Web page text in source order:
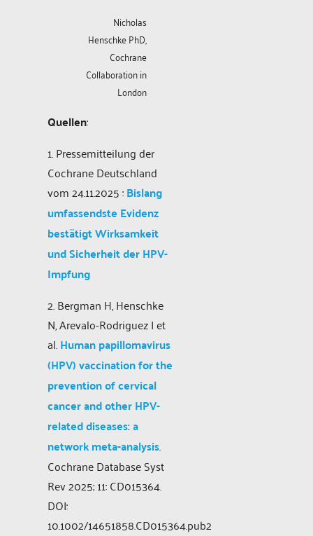
Nicholas
Henschke PhD,
Cochrane
Collaboration in
London
Quellen:
1. Pressemitteilung der
Cochrane Deutschland
vom 24.11.2025 :Bislang
umfassendste Evidenz
bestätigt Wirksamkeit
und Sicherheit der HPV-
Impfung
2. Bergman H, Henschke
N, Arevalo-Rodriguez I et
al.Human papillomavirus
(HPV) vaccination for the
prevention of cervical
cancer and other HPV-
related diseases: a
network meta-analysis.
Cochrane Database Syst
Rev 2025; 11: CD015364.
DOI:
10.1002/14651858.CD015364.pub2